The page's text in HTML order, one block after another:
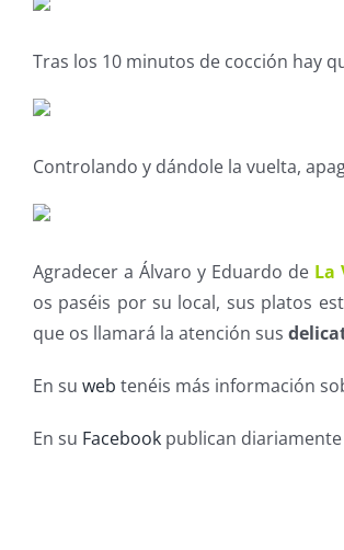
Tras los 10 minutos de cocción hay
Controlando y dándole la vuelta,
Agradecer a Álvaro y Eduardo de La
os paséis por su local, sus platos
que os llamará la atención sus
En su web tenéis más información
En su Facebook publican